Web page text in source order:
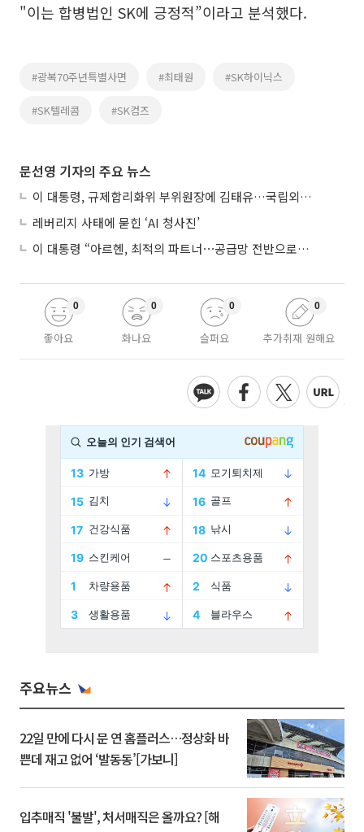
"이는 합병법인 SK에 긍정적”이라고 분석했다.
#광복70주년특별사면 #최태원 #SK하이닉스
#SK텔레콤 #SK컴즈
문선영 기자의 주요 뉴스
이 대통령, 규제합리화위 부위원장에 김태유…국립외교원장 김흥규
레버리지 사태에 묻힌 ‘AI 청사진’
이 대통령 “아르헨, 최적의 파트너⋯공급망 전반으로 확대”
좋아요
0
화나요
0
슬퍼요
0
추가취재 원해요
0
주요뉴스
22일 만에 다시 문 연 홈플러스…정상화 바
쁜데 재고 없어 ‘발동동’[가보니]
입추매직 '불발', 처서매직은 올까요? [해